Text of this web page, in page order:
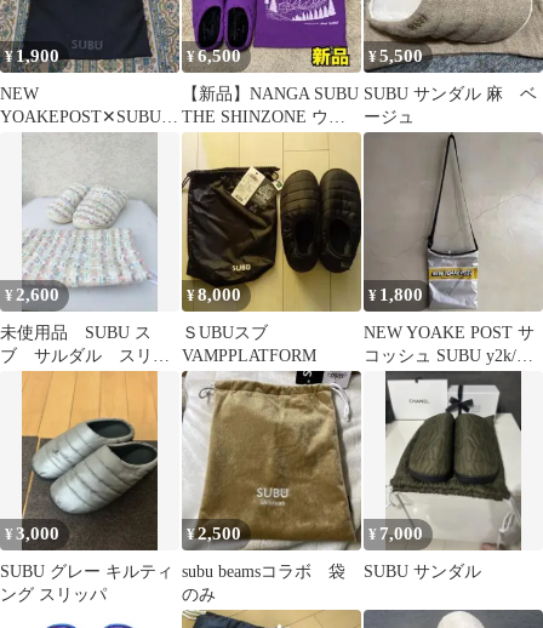
¥1,900
NEW
YOAKEPOST✕SUBU
ショルダーバッグ
¥6,500
【新品】NANGA SUBU
THE SHINZONE ￼ウィ
ンターサンダル
¥5,500
SUBU サンダル 麻 ベ
ージュ
¥ 2,600
未使用品 SUBU ス
ブ サルダル スリッ
ポン マルチカラー
26〜27.5㎝
¥8,000
ＳUBUスブ
VAMPPLATFORM
¥ 1,800
NEW YOAKE POST サ
コッシュ SUBU y2k/夜
明け終の劇kyne
¥3,000
SUBU グレー キルティ
ング スリッパ
¥2,500
subu beamsコラボ 袋
のみ
¥ 7,000
SUBU サンダル